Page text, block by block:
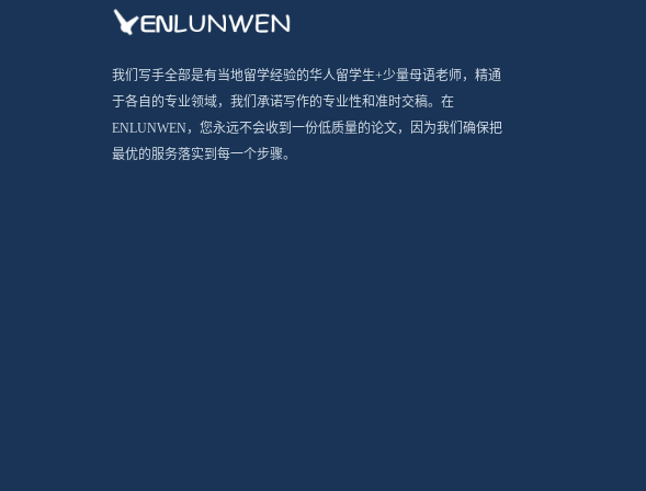
我们写手全部是有当地留学经验的华人留学生+少量母语老师，精通
于各自的专业领域，我们承诺写作的专业性和准时交稿。在
ENLUNWEN，您永远不会收到一份低质量的论文，因为我们确保把
最优的服务落实到每一个步骤。